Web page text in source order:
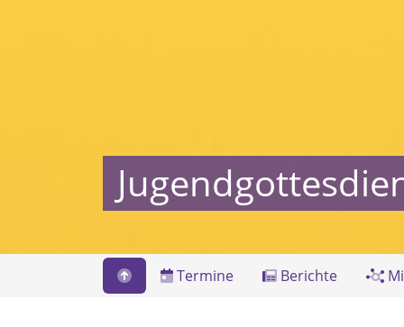
Termine Berichte